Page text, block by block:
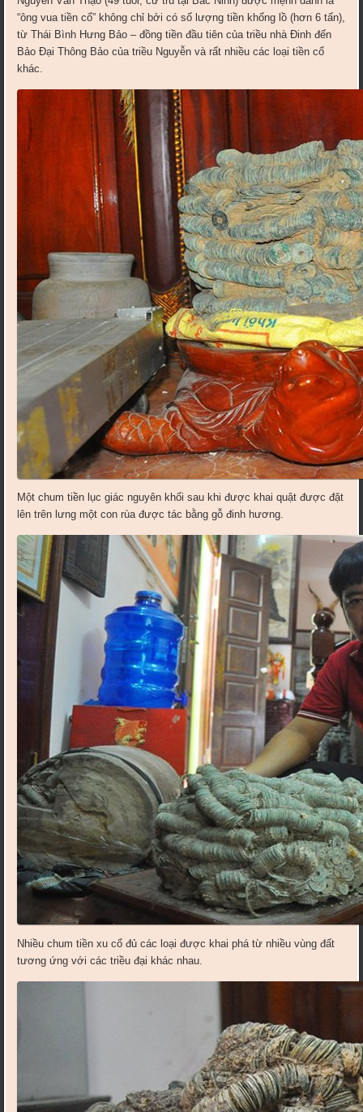
“ông vua tiền cổ” không chỉ bởi có số lượng tiền khổng lồ (hơn 6 tấn),
từ Thái Bình Hưng Bảo – đồng tiền đầu tiên của triều nhà Đinh đến
Bảo Đại Thông Bảo của triều Nguyễn và rất nhiều các loại tiền cổ
khác.
Một chum tiền lục giác nguyên khối sau khi được khai quật được đặt
lên trên lưng một con rùa được tác bằng gỗ đinh hương.
Nhiều chum tiền xu cổ đủ các loại được khai phá từ nhiều vùng đất
tương ứng với các triều đại khác nhau.